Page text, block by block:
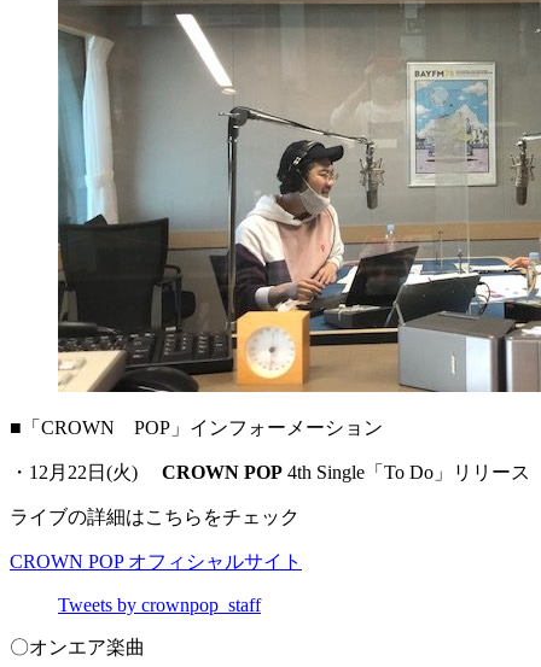
■「CROWN POP」インフォーメーション
・12月22日(火) CROWN POP 4th Single「To Do」リリース
ライブの詳細はこちらをチェック
CROWN POP オフィシャルサイト
Tweets by crownpop_staff
〇オンエア楽曲